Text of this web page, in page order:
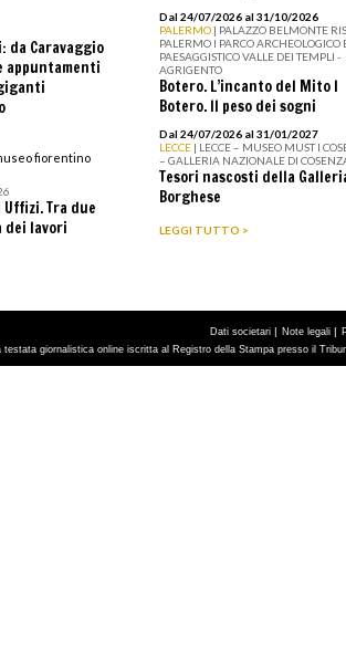
da Caravaggio
appuntamenti
fiorentino
Tra due
dei lavori
Dal 24/07/2026 al 31/10/2026
PALERMO | PALAZZO BELMONTE
PALERMO I PARCO ARCHEOLOGICO
PAESAGGISTICO VALLE DEI TEMPLI -
AGRIGENTO
Botero. L’incanto del Mito I
Botero. Il peso dei sogni
Dal 24/07/2026 al 31/01/2027
LECCE | LECCE – MUSEO MUST I
– GALLERIA NAZIONALE DI
Tesori nascosti della
Borghese
LEGGI TUTTO >
Dati societari | Note legali |
testata giornalistica online iscritta al Registro della Stampa presso il